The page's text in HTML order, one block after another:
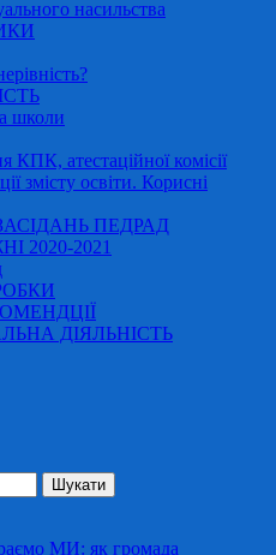
насильства
школи
КПК, атестаційної комісії
змісту освіти. Корисні
ПЕДРАД
2020-2021
ДІЯЛЬНІСТЬ
МИ: як громада